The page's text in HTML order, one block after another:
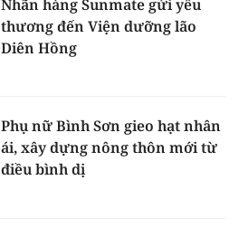
Nhãn hàng Sunmate gửi yêu
thương đến Viện dưỡng lão
Diên Hồng
Phụ nữ Bình Sơn gieo hạt nhân
ái, xây dựng nông thôn mới từ
điều bình dị